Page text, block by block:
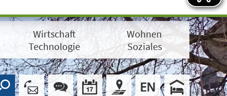
Wirtschaft
Technologie
Wohnen
Soziales